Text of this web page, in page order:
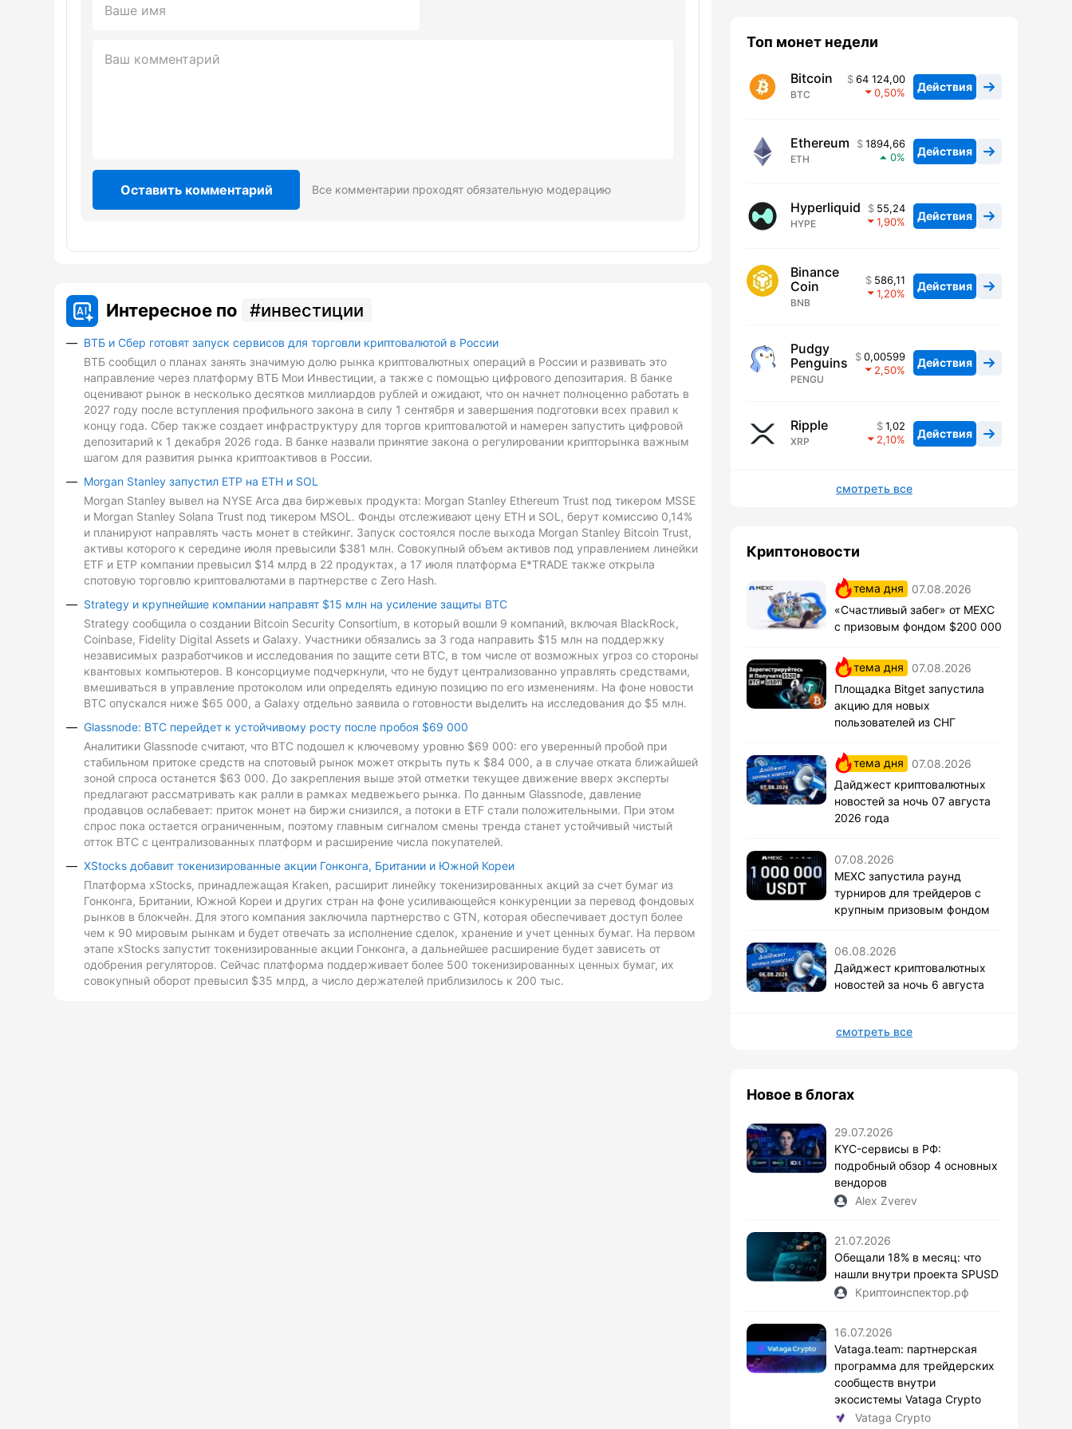
Оставить комментарий Все комментарии проходят обязательную модерацию
Интересное по инвестиции
ВТБ и Сбер готовят запуск сервисов для торговли криптовалютой в России
ВТБ сообщил о планах занять значимую долю рынка криптовалютных операций в России и развивать это
направление через платформу ВТБ Мои Инвестиции, а также с помощью цифрового депозитария. В банке
оценивают рынок в несколько десятков миллиардов рублей и ожидают, что он начнет полноценно работать в
2027 году после вступления профильного закона в силу 1 сентября и завершения подготовки всех правил к
концу года. Сбер также создает инфраструктуру для торгов криптовалютой и намерен запустить цифровой
депозитарий к 1 декабря 2026 года. В банке назвали принятие закона о регулировании крипторынка важным
шагом для развития рынка криптоактивов в России.
Morgan Stanley запустил ETP на ETH и SOL
Morgan Stanley вывел на NYSE Arca два биржевых продукта: Morgan Stanley Ethereum Trust под тикером MSSE
и Morgan Stanley Solana Trust под тикером MSOL. Фонды отслеживают цену ETH и SOL, берут комиссию 0,14%
и планируют направлять часть монет в стейкинг. Запуск состоялся после выхода Morgan Stanley Bitcoin Trust,
активы которого к середине июля превысили $381 млн. Совокупный объем активов под управлением линейки
ETF и ETP компании превысил $14 млрд в 22 продуктах, а 17 июля платформа E*TRADE также открыла
спотовую торговлю криптовалютами в партнерстве с Zero Hash.
Strategy и крупнейшие компании направят $15 млн на усиление защиты BTC
Strategy сообщила о создании Bitcoin Security Consortium, в который вошли 9 компаний, включая BlackRock,
Coinbase, Fidelity Digital Assets и Galaxy. Участники обязались за 3 года направить $15 млн на поддержку
независимых разработчиков и исследования по защите сети BTC, в том числе от возможных угроз со стороны
квантовых компьютеров. В консорциуме подчеркнули, что не будут централизованно управлять средствами,
вмешиваться в управление протоколом или определять единую позицию по его изменениям. На фоне новости
BTC опускался ниже $65 000, а Galaxy отдельно заявила о готовности выделить на исследования до $5 млн.
Glassnode: BTC перейдет к устойчивому росту после пробоя $69 000
Аналитики Glassnode считают, что BTC подошел к ключевому уровню $69 000: его уверенный пробой при
стабильном притоке средств на спотовый рынок может открыть путь к $84 000, а в случае отката ближайшей
зоной спроса останется $63 000. До закрепления выше этой отметки текущее движение вверх эксперты
предлагают рассматривать как ралли в рамках медвежьего рынка. По данным Glassnode, давление
продавцов ослабевает: приток монет на биржи снизился, а потоки в ETF стали положительными. При этом
спрос пока остается ограниченным, поэтому главным сигналом смены тренда станет устойчивый чистый
отток BTC с централизованных платформ и расширение числа покупателей.
XStocks добавит токенизированные акции Гонконга, Британии и Южной Кореи
Платформа xStocks, принадлежащая Kraken, расширит линейку токенизированных акций за счет бумаг из
Гонконга, Британии, Южной Кореи и других стран на фоне усиливающейся конкуренции за перевод фондовых
рынков в блокчейн. Для этого компания заключила партнерство с GTN, которая обеспечивает доступ более
чем к 90 мировым рынкам и будет отвечать за исполнение сделок, хранение и учет ценных бумаг. На первом
этапе xStocks запустит токенизированные акции Гонконга, а дальнейшее расширение будет зависеть от
одобрения регуляторов. Сейчас платформа поддерживает более 500 токенизированных ценных бумаг, их
совокупный оборот превысил $35 млрд, а число держателей приблизилось к 200 тыс.
Топ монет недели
Bitcoin
BTC
64 124,00
0,50
Действия
Ethereum
ETH
1894,66
0
Действия
Hyperliquid
HYPE
55,24
1,90
Действия
Binance
Coin
BNB
586,11
1,20
Действия
Pudgy
Penguins
PENGU
0,00599
2,50
Действия
Ripple
XRP
1,02
2,10
Действия
смотреть все
Криптоновости
тема дня
07.08.2026
«Счастливый забег» от MEXC
с призовым фондом $200 000
тема дня
07.08.2026
Площадка Bitget запустила
акцию для новых
пользователей из СНГ
тема дня
07.08.2026
Дайджест криптовалютных
новостей за ночь 07 августа
2026 года
07.08.2026
MEXC запустила раунд
турниров для трейдеров с
крупным призовым фондом
06.08.2026
Дайджест криптовалютных
новостей за ночь 6 августа
смотреть все
Новое в блогах
29.07.2026
KYC-сервисы в РФ:
подробный обзор 4 основных
вендоров
Alex Zverev
21.07.2026
Обещали 18% в месяц: что
нашли внутри проекта SPUSD
Криптоинспектор.рф
16.07.2026
Vataga.team: партнерская
программа для трейдерских
сообществ внутри
экосистемы Vataga Crypto
Vataga Crypto